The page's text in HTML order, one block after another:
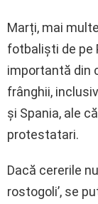
Marți, mai
fotbaliști de pe
importantă din
frânghii,
și Spania, ale
protestatari.
Dacă cererile
rostogoli’, se